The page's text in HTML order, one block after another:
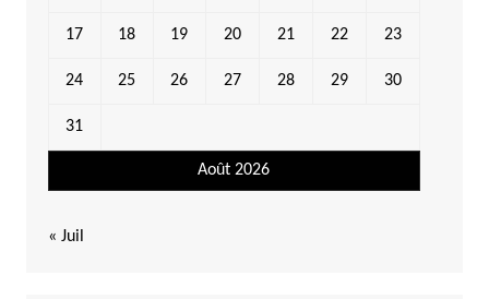
Août 2026
17 18 19 20 21 22 23
24 25 26 27 28 29 30
31
« Juil